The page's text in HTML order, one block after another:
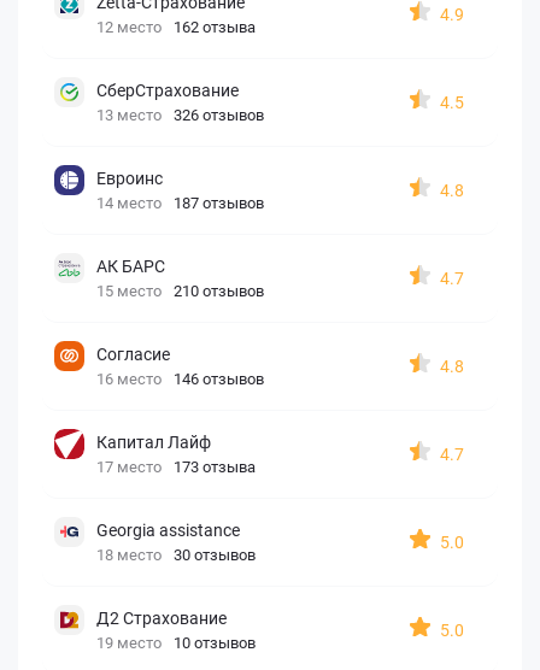
12 место 162 отзыва
4.9
СберСтрахование
13 место 326 отзывов
4.5
Евроинс
14 место 187 отзывов
4.8
АК БАРС
15 место 210 отзывов
4.7
Согласие
16 место 146 отзывов
4.8
Капитал Лайф
17 место 173 отзыва
4.7
Georgia assistance
18 место 30 отзывов
5.0
Д2 Страхование
19 место 10 отзывов
5.0